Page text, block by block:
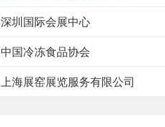
深圳国际会展中心
中国冷冻食品协会
上海展窑展览服务有限公司